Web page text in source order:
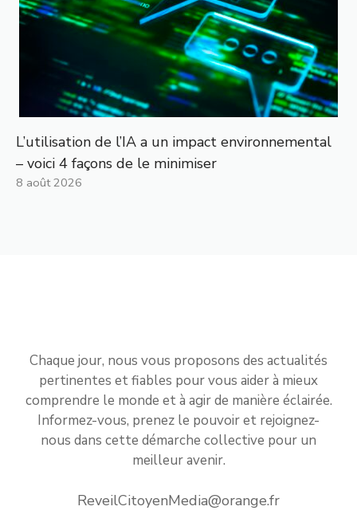
L’utilisation de l’IA a un impact environnemental
– voici 4 façons de le minimiser
8 août 2026
Chaque jour, nous vous proposons des actualités
pertinentes et fiables pour vous aider à mieux
comprendre le monde et à agir de manière éclairée.
Informez-vous, prenez le pouvoir et rejoignez-
nous dans cette démarche collective pour un
meilleur avenir.
ReveilCitoyenMedia@orange.fr